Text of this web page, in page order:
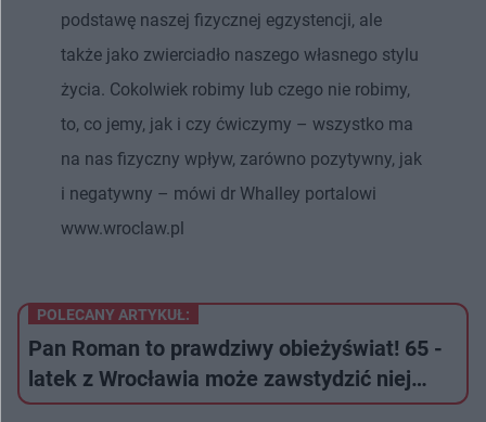
podstawę naszej fizycznej egzystencji, ale
także jako zwierciadło naszego własnego stylu
życia. Cokolwiek robimy lub czego nie robimy,
to, co jemy, jak i czy ćwiczymy – wszystko ma
na nas fizyczny wpływ, zarówno pozytywny, jak
i negatywny – mówi dr Whalley portalowi
www.wroclaw.pl
POLECANY ARTYKUŁ:
Pan Roman to prawdziwy obieżyświat! 65 -
latek z Wrocławia może zawstydzić niej…